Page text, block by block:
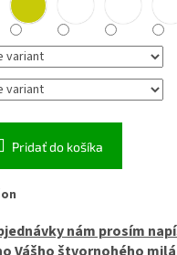
Pridať do košíka
nám prosím